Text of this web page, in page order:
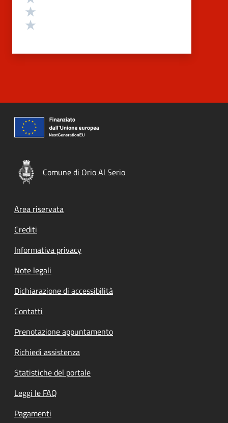
Comune di Orio Al Serio
Footer menu
Area riservata
Crediti
Informativa privacy
Note legali
Dichiarazione di accessibilità
Contatti
Prenotazione appuntamento
Richiedi assistenza
Statistiche del portale
Leggi le FAQ
Pagamenti